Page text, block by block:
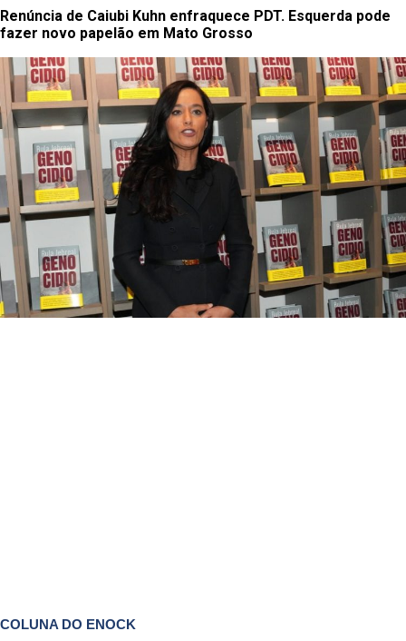
Renúncia de Caiubi Kuhn enfraquece PDT. Esquerda pode
fazer novo papelão em Mato Grosso
COLUNA DO ENOCK